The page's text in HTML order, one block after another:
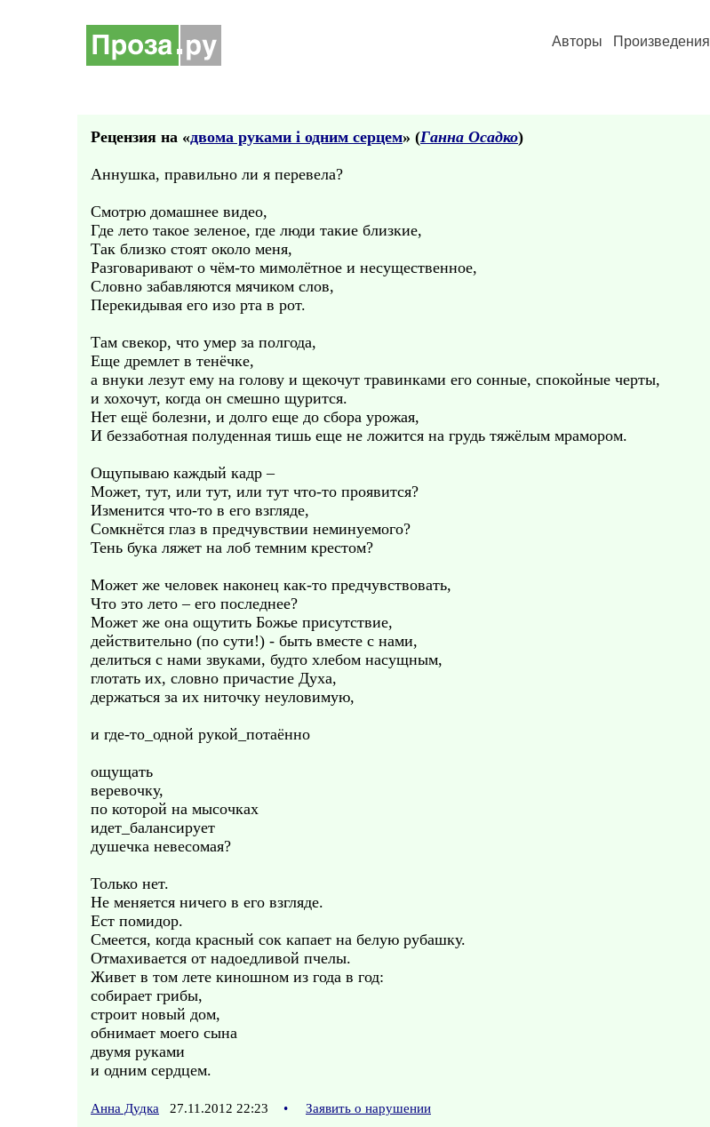
Авторы Произведения
Рецензия на «двома руками i одним серцем» (Ганна Осадко)
Аннушка, правильно ли я перевела?
Смотрю домашнее видео,
Где лето такое зеленое, где люди такие близкие,
Так близко стоят около меня,
Разговаривают о чём-то мимолётное и несущественное,
Словно забавляются мячиком слов,
Перекидывая его изо рта в рот.
Там свекор, что умер за полгода,
Еще дремлет в тенёчке,
а внуки лезут ему на голову и щекочут травинками его сонные, спокойные черты,
и хохочут, когда он смешно щурится.
Нет ещё болезни, и долго еще до сбора урожая,
И беззаботная полуденная тишь еще не ложится на грудь тяжёлым мрамором.
Ощупываю каждый кадр –
Может, тут, или тут, или тут что-то проявится?
Изменится что-то в его взгляде,
Сомкнётся глаз в предчувствии неминуемого?
Тень бука ляжет на лоб темним крестом?
Может же человек наконец как-то предчувствовать,
Что это лето – его последнее?
Может же она ощутить Божье присутствие,
действительно (по сути!) - быть вместе с нами,
делиться с нами звуками, будто хлебом насущным,
глотать их, словно причастие Духа,
держаться за их ниточку неуловимую,
и где-то_одной рукой_потаённо
ощущать
веревочку,
по которой на мысочках
идет_балансирует
душечка невесомая?
Только нет.
Не меняется ничего в его взгляде.
Ест помидор.
Смеется, когда красный сок капает на белую рубашку.
Отмахивается от надоедливой пчелы.
Живет в том лете киношном из года в год:
собирает грибы,
строит новый дом,
обнимает моего сына
двумя руками
и одним сердцем.
Анна Дудка 27.11.2012 22:23 • Заявить о нарушении